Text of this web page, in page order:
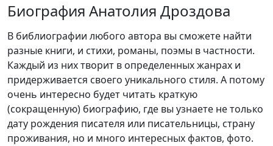
Биография Анатолия Дроздова
В библиографии любого автора вы сможете найти
разные книги, и стихи, романы, поэмы в частности.
Каждый из них творит в определенных жанрах и
придерживается своего уникального стиля. А потому
очень интересно будет читать краткую
(сокращенную) биографию, где вы узнаете не только
дату рождения писателя или писательницы, страну
проживания, но и много интересных фактов, фото.